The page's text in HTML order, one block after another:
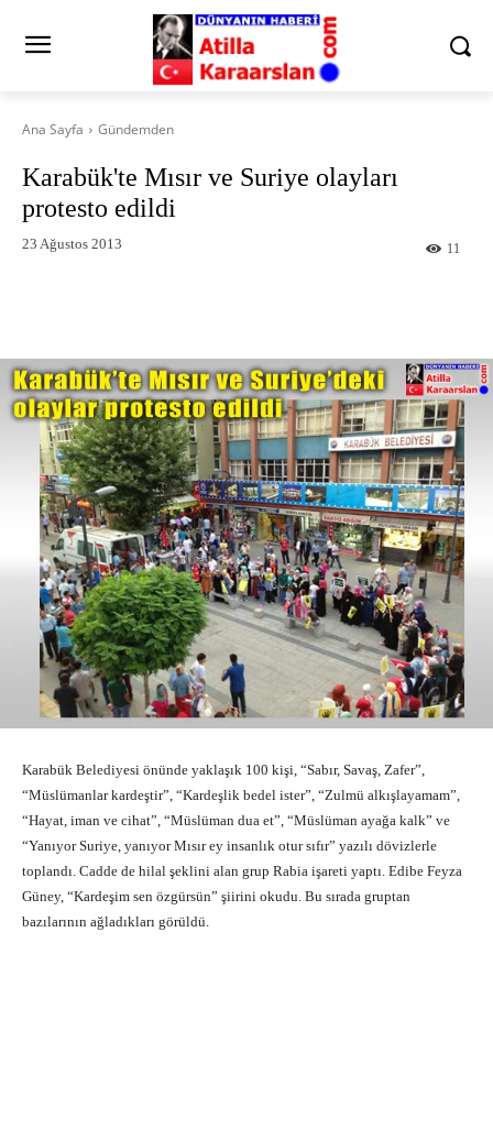
Ana Sayfa Gündemden
Karabük'te Mısır ve Suriye olayları
protesto edildi
23 Ağustos 2013 11
Karabük Belediyesi önünde yaklaşık 100 kişi, “Sabır, Savaş, Zafer”,
“Müslümanlar kardeştir”, “Kardeşlik bedel ister”, “Zulmü alkışlayamam”,
“Hayat, iman ve cihat”, “Müslüman dua et”, “Müslüman ayağa kalk” ve
“Yanıyor Suriye, yanıyor Mısır ey insanlık otur sıfır” yazılı dövizlerle
toplandı. Cadde de hilal şeklini alan grup Rabia işareti yaptı. Edibe Feyza
Güney, “Kardeşim sen özgürsün” şiirini okudu. Bu sırada gruptan
bazılarının ağladıkları görüldü.